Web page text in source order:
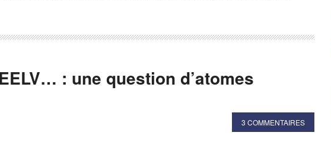
: une question d’atomes
3 COMMENTAIRES